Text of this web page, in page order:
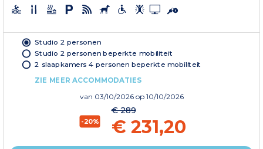
Studio 2 personen
Studio 2 personen beperkte mobiliteit
2 slaapkamers 4 personen beperkte mobiliteit
ZIE MEER ACCOMMODATIES
van 03/10/2026 op 10/10/2026
-20%
€ 289
€ 231,20